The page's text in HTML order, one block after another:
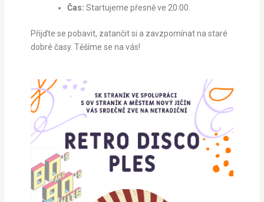
Čas: Startujeme přesně ve 20:00.
Přijďte se pobavit, zatančit si a zavzpomínat na staré
dobré časy. Těšíme se na vás!